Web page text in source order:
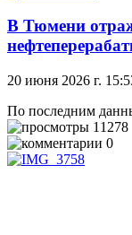
В Тюмени
20 июня 2026 г.
По последним
11278
0